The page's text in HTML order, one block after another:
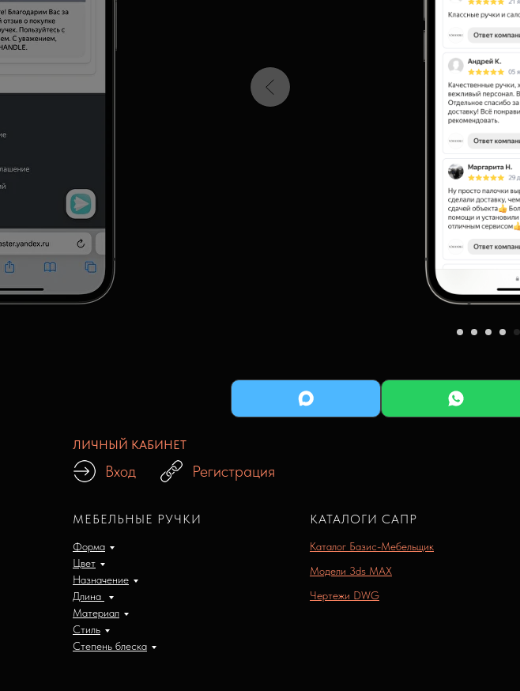
ЛИЧНЫЙ КАБИНЕТ
Вход Регистрация
МЕБЕЛЬНЫЕ РУЧКИ
Форма
Цвет
Назначение
Длина
Материал
Стиль
Степень блеска
КАТАЛОГИ САПР
Каталог Базис-Мебельщик
Модели 3ds MAX
Чертежи DWG